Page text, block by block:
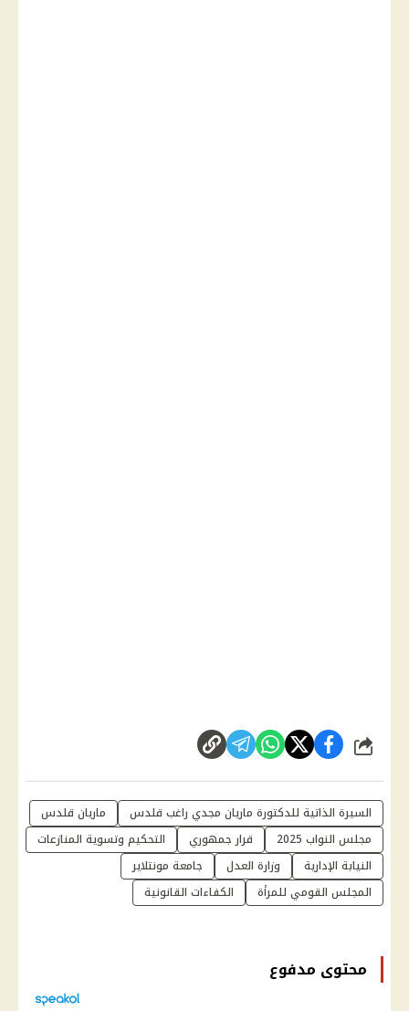
شارك
السيرة الذاتية للدكتورة ماريان مجدي راغب قلدس
ماريان قلدس
مجلس النواب 2025
قرار جمهوري
التحكيم وتسوية المنازعات
النيابة الإدارية
وزارة العدل
جامعة مونتلاير
المجلس القومي للمرأة
الكفاءات القانونية
محتوى مدفوع